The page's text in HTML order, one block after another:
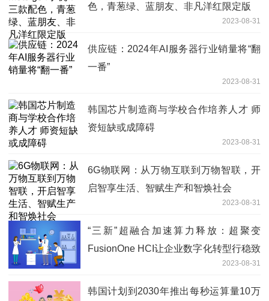
色，青葱绿、蓝朋友、非凡洋红限定版
2023-08-31
供应链：2024年AI服务器行业销量将“翻
一番”
2023-08-31
韩国芯片制造商与学校合作培养人才 师
资短缺或成障碍
2023-08-31
6G物联网：从万物互联到万物智联，开
启智享生活、智赋生产和智焕社会
2023-08-31
“三新”超融合加速算力释放：超聚变
FusionOne HCI让企业数字化转型行稳致
2023-08-31
韩国计划到2030年推出每秒运算量10万